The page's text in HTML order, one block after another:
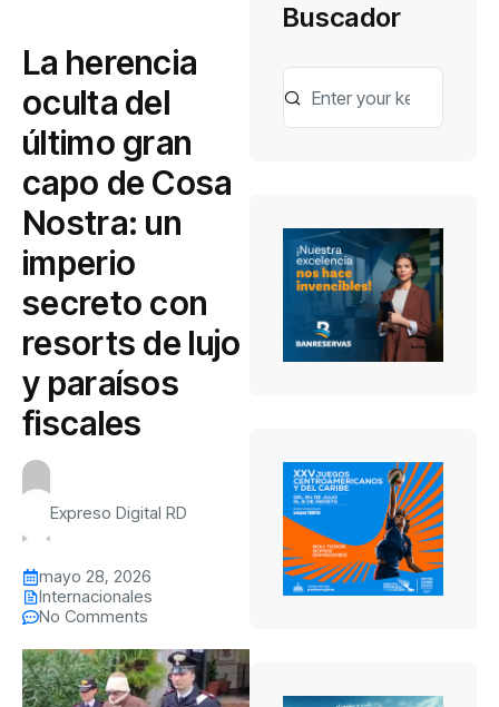
La herencia
oculta del
último gran
capo de Cosa
Nostra: un
imperio
secreto con
resorts de lujo
y paraísos
fiscales
Expreso Digital RD
mayo 28, 2026
Internacionales
No Comments
Buscador